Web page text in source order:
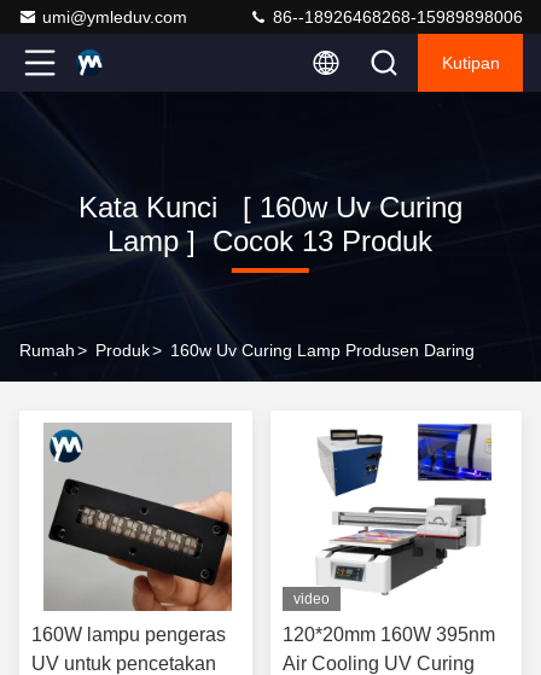
umi@ymleduv.com 86--18926468268-15989898006
Kutipan
Kata Kunci [ 160w Uv Curing
Lamp ] Cocok 13 Produk
Rumah> Produk> 160w Uv Curing Lamp Produsen Daring
160W lampu pengeras
UV untuk pencetakan
video
120*20mm 160W 395nm
Air Cooling UV Curing